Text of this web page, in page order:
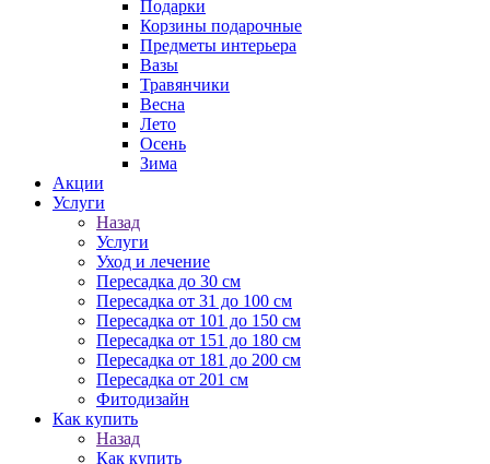
Подарки
Корзины подарочные
Предметы интерьера
Вазы
Травянчики
Весна
Лето
Осень
Зима
Акции
Услуги
Назад
Услуги
Уход и лечение
Пересадка до 30 см
Пересадка от 31 до 100 см
Пересадка от 101 до 150 см
Пересадка от 151 до 180 см
Пересадка от 181 до 200 см
Пересадка от 201 см
Фитодизайн
Как купить
Назад
Как купить